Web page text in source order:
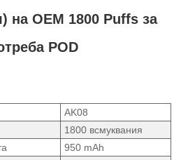
на OEM 1800 Puffs за
POD
AK08
1800 всмуквания
950 mAh